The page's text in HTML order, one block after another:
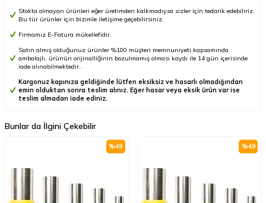
Stokta olmayan ürünleri eğer üretimden kalkmadıysa sizler için tedarik edebiliriz.
Bu tür ürünler için bizimle iletişime geçebilirsiniz.
Firmamız E-Fatura mükellefidir.
Satın almış olduğunuz ürünler %100 müşteri memnuniyeti kapsamında
ambalajlı, ürünün orijinalliğinin bozulmamış olması kaydı ile 14 gün içerisinde
iade alınabilmektedir..
Kargonuz kapınıza geldiğinde lütfen eksiksiz ve hasarlı olmadığından
emin olduktan sonra teslim alınız. Eğer hasar veya eksik ürün var ise
teslim almadan iade ediniz.
Bunlar da İlgini Çekebilir
%49 %49